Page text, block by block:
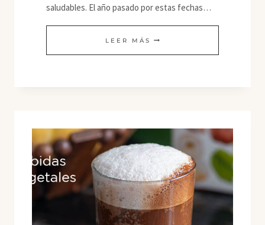
saludables. El año pasado por estas fechas…
LEER MÁS MI
NUEVO
DE
COCINA
VEGANA